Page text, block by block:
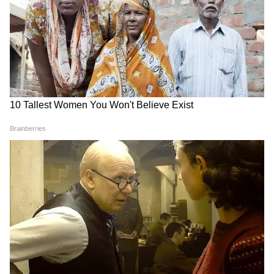
LATEST VIDEOS
Annapurna Bhandar Payment |
প্রতিমাসে কত তারিখে ঢুকবে অন্নপূর্ণার ৩
হাজার টাকা?
কীভাবে অন্নপূর্ণা ভাণ্ডার নিয়ে কারা ছড়াচ্ছে
বিভ্রান্তি? | Suvendu Adhikari on
Annapurna Yojana